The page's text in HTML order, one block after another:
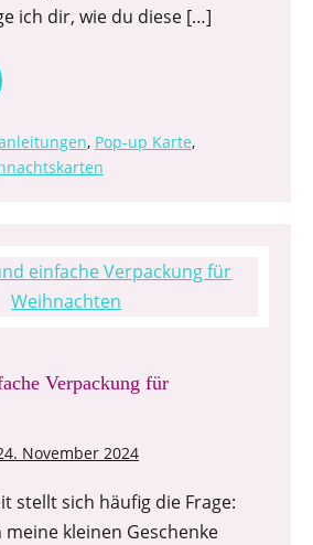
ich dir, wie du diese […]
, Pop-up Karte,
Verpackung für
November 2024
stellt sich häufig die Frage:
meine kleinen Geschenke